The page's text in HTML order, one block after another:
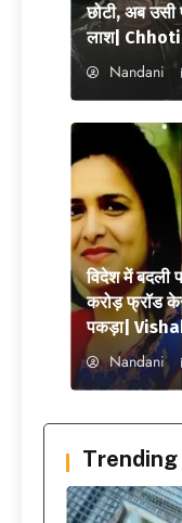
छोटी, अब उसी
लाश|
Nandani
विदेश में बदली
करोड़ फ्रॉड
पकड़ा|
Nandani
Trending